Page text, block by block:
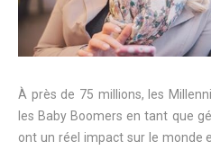
À près de 75 millions, les
les Baby Boomers en tant que
ont un réel impact sur le monde